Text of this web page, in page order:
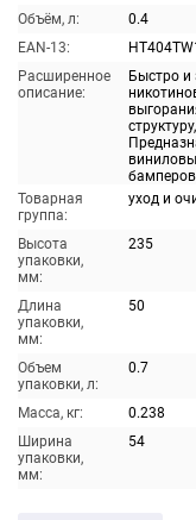
Объём, л:
0.4
EAN-13:
Расширенное
описание:
Быстро и
Товарная
группа:
уход и
Высота
упаковки,
мм:
235
Длина
упаковки,
мм:
50
Объем
упаковки, л:
0.7
Масса, кг:
0.238
Ширина
упаковки,
мм:
54